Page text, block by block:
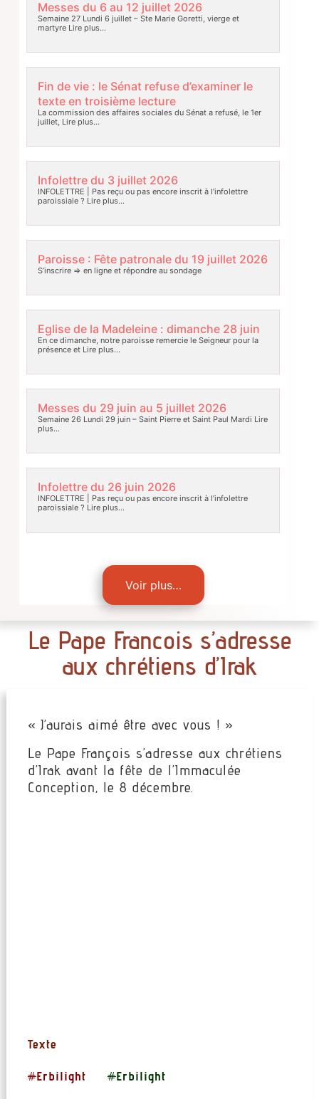
Messes du 6 au 12 juillet 2026
Semaine 27 Lundi 6 juillet – Ste Marie Goretti, vierge et
martyreLire plus…
Fin de vie : le Sénat refuse d’examiner le
texte en troisième lecture
La commission des affaires sociales du Sénat a refusé, le 1er
juillet, Lire plus…
Infolettre du 3 juillet 2026
INFOLETTRE | Pas reçu ou pas encore inscrit à l’infolettre
paroissiale ? Lire plus…
Paroisse : Fête patronale du 19 juillet 2026
S’inscrire => en ligne et répondre au sondage
Eglise de la Madeleine : dimanche 28 juin
En ce dimanche, notre paroisse remercie le Seigneur pour la
présence etLire plus…
Messes du 29 juin au 5 juillet 2026
Semaine 26 Lundi 29 juin – Saint Pierre et Saint Paul Mardi Lire
plus…
Infolettre du 26 juin 2026
INFOLETTRE | Pas reçu ou pas encore inscrit à l’infolettre
paroissiale ? Lire plus…
Voir plus…
Le Pape Francois s’adresse
aux chrétiens d’Irak
« J’aurais aimé être avec vous ! »
Le Pape François s’adresse aux chrétiens
d’Irak avant la fête de l’Immaculée
Conception, le 8 décembre.
Texte
#Erbilight #Erbilight